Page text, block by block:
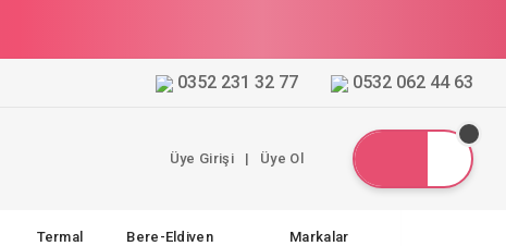
0352 231 32 77 0532 062 44 63
Üye Girişi | Üye Ol
Termal Bere-Eldiven Markalar